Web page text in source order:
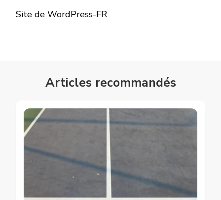
Site de WordPress-FR
Articles recommandés